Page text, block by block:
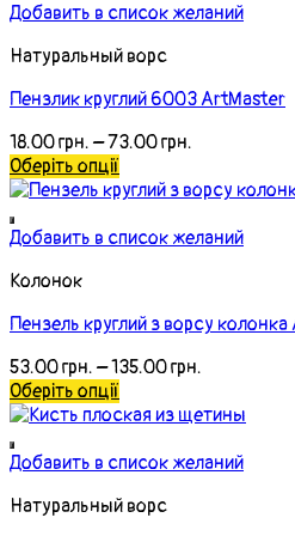
Добавить в список желаний
Натуральный ворс
Пензлик круглий 6003 ArtMaster
18.00грн. –73.00грн.
Оберіть опції
Добавить в список желаний
Колонок
Пензель круглий з ворсу
53.00грн. –135.00грн.
Оберіть опції
Добавить в список желаний
Натуральный ворс